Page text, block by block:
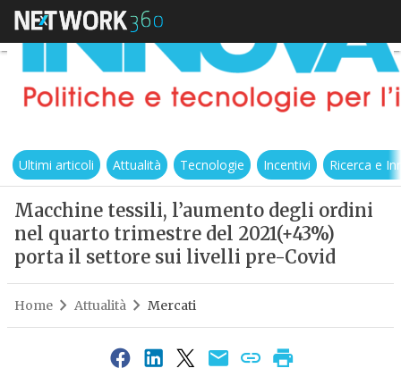
Ultimi articoli Attualità Tecnologie Incentivi Ricerca e
Macchine tessili, l’aumento degli ordini
nel quarto trimestre del 2021(+43%)
porta il settore sui livelli pre-Covid
Home Attualità Mercati